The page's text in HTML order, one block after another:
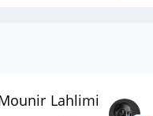
Mounir Lahlimi